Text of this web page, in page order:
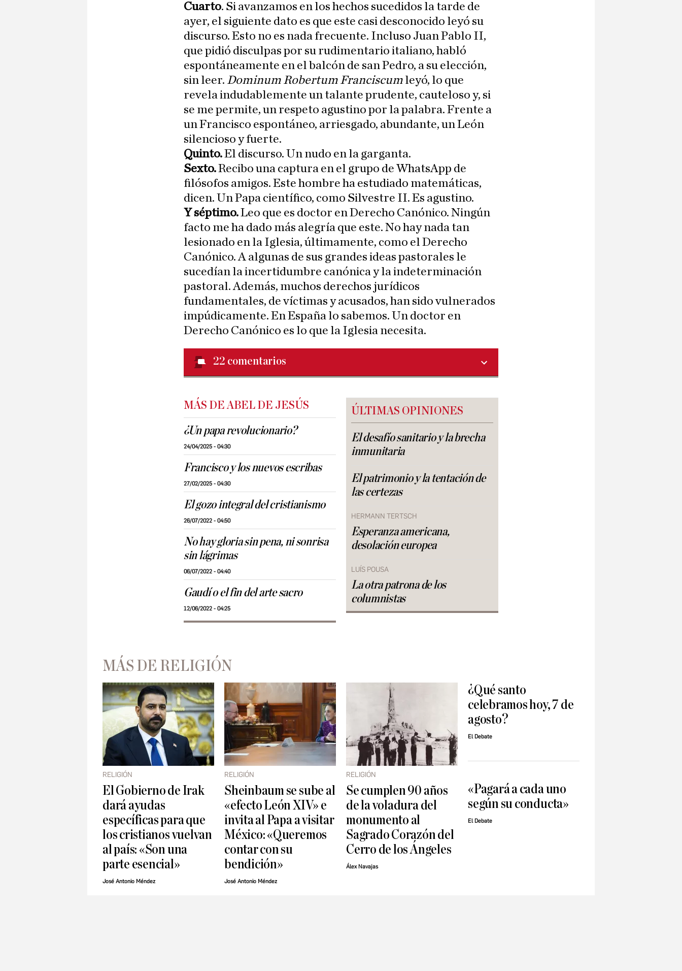
Cuarto. Si avanzamos en los hechos sucedidos la tarde de
ayer, el siguiente dato es que este casi desconocido leyó su
discurso. Esto no es nada frecuente. Incluso Juan Pablo II,
que pidió disculpas por su rudimentario italiano, habló
espontáneamente en el balcón de san Pedro, a su elección,
sin leer. Dominum Robertum Franciscum leyó, lo que
revela indudablemente un talante prudente, cauteloso y, si
se me permite, un respeto agustino por la palabra. Frente a
un Francisco espontáneo, arriesgado, abundante, un León
silencioso y fuerte.
Quinto.El discurso. Un nudo en la garganta.
Sexto.Recibo una captura en el grupo de WhatsApp de
filósofos amigos. Este hombre ha estudiado matemáticas,
dicen. Un Papa científico, como Silvestre II. Es agustino.
Y séptimo.Leo que es doctor en Derecho Canónico. Ningún
facto me ha dado más alegría que este. No hay nada tan
lesionado en la Iglesia, últimamente, como el Derecho
Canónico. A algunas de sus grandes ideas pastorales le
sucedían la incertidumbre canónica y la indeterminación
pastoral. Además, muchos derechos jurídicos
fundamentales, de víctimas y acusados, han sido vulnerados
impúdicamente. En España lo sabemos. Un doctor en
Derecho Canónico es lo que la Iglesia necesita.
22 comentarios
MÁS DE ABEL DE JESÚS
¿Un papa revolucionario?
24/04/2025 - 04:30
Francisco y los nuevos escribas
27/02/2025 - 04:30
El gozo integral del cristianismo
26/07/2022 - 04:50
No hay gloria sin pena, ni sonrisa
sin lágrimas
06/07/2022 - 04:40
Gaudí o el fin del arte sacro
12/06/2022 - 04:25
ÚLTIMAS OPINIONES
El desafío sanitario y la brecha
inmunitaria
El patrimonio y la tentación de
las certezas
HERMANN TERTSCH
Esperanza americana,
desolación europea
LUÍS POUSA
La otra patrona de los
columnistas
MÁS DE RELIGIÓN
RELIGIÓN
El Gobierno de Irak
dará ayudas
específicas para que
los cristianos vuelvan
al país: «Son una
parte esencial»
José Antonio Méndez
RELIGIÓN
Sheinbaum se sube al
«efecto León XIV» e
invita al Papa a visitar
México: «Queremos
contar con su
bendición»
José Antonio Méndez
RELIGIÓN
Se cumplen 90 años
de la voladura del
monumento al
Sagrado Corazón del
Cerro de los Ángeles
Álex Navajas
¿Qué santo
celebramos hoy, 7 de
agosto?
El Debate
«Pagará a cada uno
según su conducta»
El Debate